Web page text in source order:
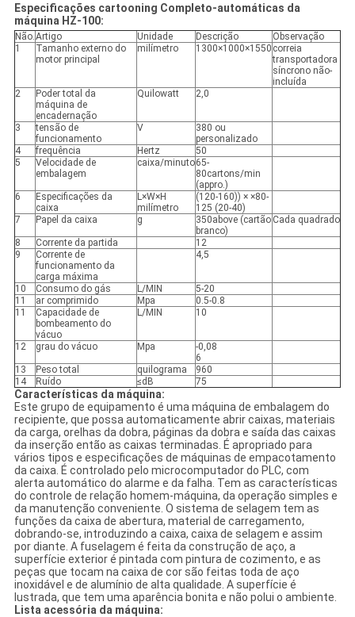
Especificações cartooning Completo-automáticas da
máquina HZ-100:
Não.Artigo Unidade Descrição
Observação
1
Tamanho externo do
motor principal
milímetro 1300×1000×1550 correia
transportadora
síncrono não-
incluída
2
Poder total da
máquina de
encadernação
Quilowatt 2,0
3
tensão de
funcionamento
V
380 ou
personalizado
4
frequência Hertz
50
5
Velocidade de
embalagem
caixa/minuto65-
80cartons/min
(appro.)
6
Especificações da
caixa
L×W×H
milímetro
(120-160)) × ×80-
125 (20-40)
7
Papel da caixa g
350above (cartão
branco)
Cada quadrado
8 Corrente da partida
12
9
Corrente de
funcionamento da
carga máxima
4,5
10 Consumo do gás L/MIN
5-20
11
ar comprimido Mpa
0.5-0.8
11
Capacidade de
bombeamento do
vácuo
L/MIN 10
12 grau do vácuo Mpa
-0,08
6
13
Peso total quilograma
960
14
Ruído ≤dB 75
Características da máquina:
Este grupo de equipamento é uma máquina de embalagem do
recipiente, que possa automaticamente abrir caixas, materiais
da carga, orelhas da dobra, páginas da dobra e saída das caixas
da inserção então as caixas terminadas. É apropriado para
vários tipos e especificações de máquinas de empacotamento
da caixa. É controlado pelo microcomputador do PLC, com
alerta automático do alarme e da falha. Tem as características
do controle de relação homem-máquina, da operação simples e
da manutenção conveniente. O sistema de selagem tem as
funções da caixa de abertura, material de carregamento,
dobrando-se, introduzindo a caixa, caixa de selagem e assim
por diante. A fuselagem é feita da construção de aço, a
superfície exterior é pintada com pintura de cozimento, e as
peças que tocam na caixa de cor são feitas toda de aço
inoxidável e de alumínio de alta qualidade. A superfície é
lustrada, que tem uma aparência bonita e não polui o ambiente.
Lista acessória da máquina: